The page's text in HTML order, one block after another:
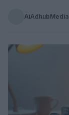
AiAdhubMedia